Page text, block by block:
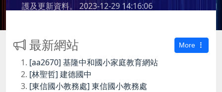
護及更新資料。 2023-12-29 14:16:06
最新網站 More
[aa2670] 基隆中和國小家庭教育網站
[林聖哲] 建德國中
[東信國小教務處] 東信國小教務處